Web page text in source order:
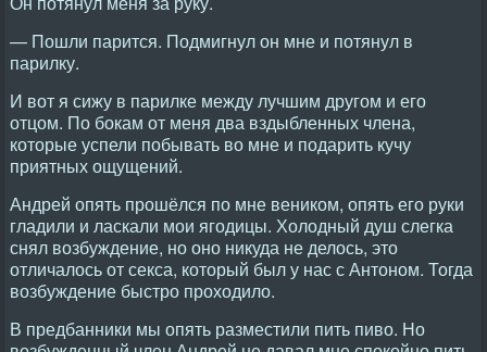
— Пошли парится. Подмигнул он мне и потянул в
парилку.
И вот я сижу в парилке между лучшим другом и его
отцом. По бокам от меня два вздыбленных члена,
которые успели побывать во мне и подарить кучу
приятных ощущений.
Андрей опять прошёлся по мне веником, опять его руки
гладили и ласкали мои ягодицы. Холодный душ слегка
снял возбуждение, но оно никуда не делось, это
отличалось от секса, который был у нас с Антоном. Тогда
возбуждение быстро проходило.
В предбанники мы опять разместили пить пиво. Но